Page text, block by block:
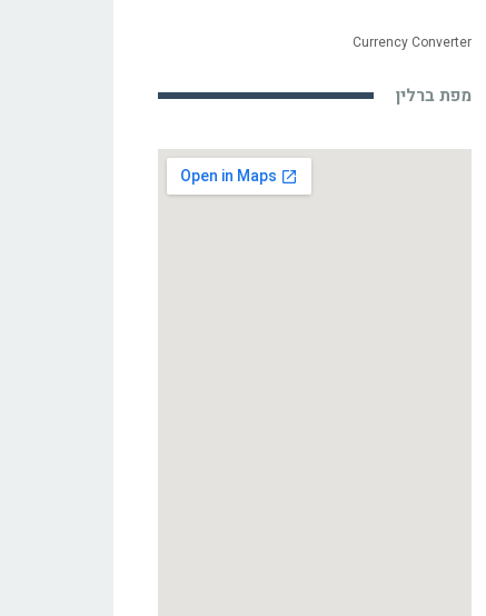
Currency Converter
מפת ברלין